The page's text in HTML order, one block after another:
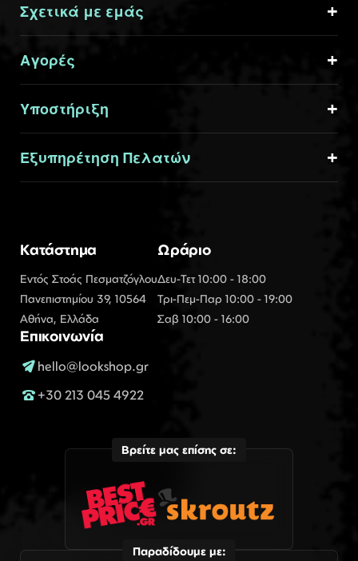
Σχετικά με εμάς
Αγορές
Υποστήριξη
Εξυπηρέτηση Πελατών
Κατάστημα
Εντός Στοάς Πεσματζόγλου
Πανεπιστημίου 39, 10564
Αθήνα, Ελλάδα
Ωράριο
Δευ-Τετ 10:00 - 18:00
Τρι-Πεμ-Παρ 10:00 - 19:00
Σαβ 10:00 - 16:00
Επικοινωνία
hello@lookshop.gr
+30 213 045 4922
Βρείτε μας επίσης σε:
Παραδίδουμε με: